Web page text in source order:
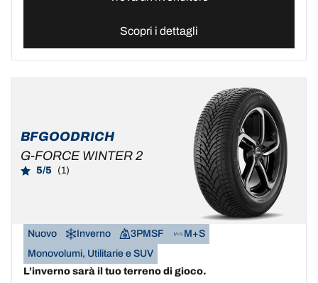
Scopri i dettagli
BFGOODRICH
G-FORCE WINTER 2
5/5 (1)
Nuovo Inverno 3PMSF
M+S
Monovolumi, Utilitarie e SUV
L’inverno sarà il tuo terreno di gioco.